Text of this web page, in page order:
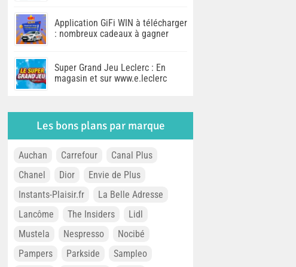
Application GiFi WIN à télécharger
: nombreux cadeaux à gagner
Super Grand Jeu Leclerc : En
magasin et sur www.e.leclerc
Les bons plans par marque
Auchan Carrefour
Canal Plus
Chanel
Dior
Envie de Plus
Instants-Plaisir.fr
La Belle Adresse
Lancôme
The Insiders
Lidl
Mustela
Nespresso
Nocibé
Pampers
Parkside
Sampleo